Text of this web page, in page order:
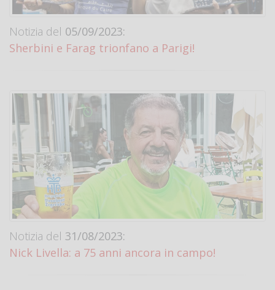
Notizia del 05/09/2023:
Sherbini e Farag trionfano a Parigi!
Notizia del 31/08/2023:
Nick Livella: a 75 anni ancora in campo!